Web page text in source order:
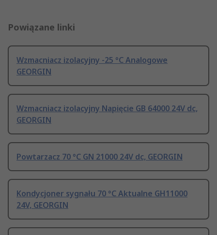
Powiązane linki
Wzmacniacz izolacyjny -25 °C Analogowe
GEORGIN
Wzmacniacz izolacyjny Napięcie GB 64000 24V dc,
GEORGIN
Powtarzacz 70 °C GN 21000 24V dc, GEORGIN
Kondycjoner sygnału 70 °C Aktualne GH11000
24V, GEORGIN